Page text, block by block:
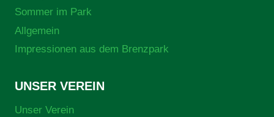
Sommer im Park
Allgemein
Impressionen aus dem Brenzpark
UNSER VEREIN
Unser Verein